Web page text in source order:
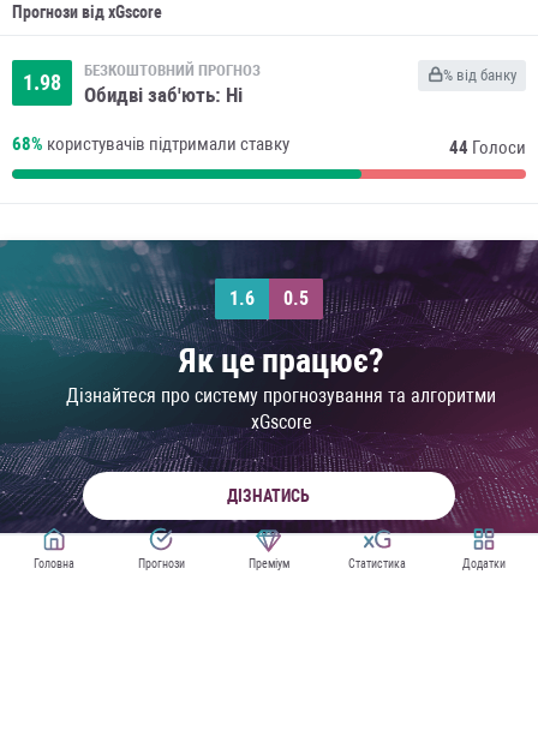
Прогнози від xGscore
1.98 БЕЗКОШТОВНИЙ ПРОГНОЗ
Обидві заб'ють: Ні
% від банку
68% користувачів підтримали ставку 44 Голоси
1.6 0.5
Як це працює?
Дізнайтеся про систему прогнозування та алгоритми
xGscore
ДІЗНАТИСЬ
Головна Прогнози Преміум Статистика Додатки